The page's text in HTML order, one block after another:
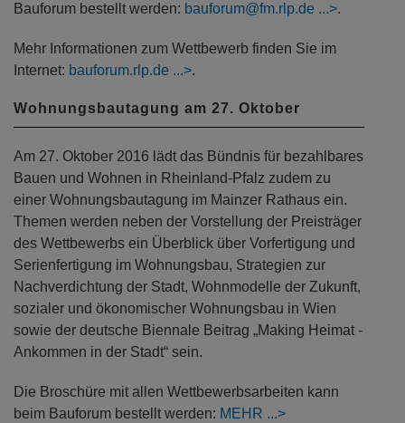
Bauforum bestellt werden: bauforum@fm.rlp.de .
Mehr Informationen zum Wettbewerb finden Sie im
Internet: bauforum.rlp.de .
Wohnungsbautagung am 27. Oktober
Am 27. Oktober 2016 lädt das Bündnis für bezahlbares
Bauen und Wohnen in Rheinland-Pfalz zudem zu
einer Wohnungsbautagung im Mainzer Rathaus ein.
Themen werden neben der Vorstellung der Preisträger
des Wettbewerbs ein Überblick über Vorfertigung und
Serienfertigung im Wohnungsbau, Strategien zur
Nachverdichtung der Stadt, Wohnmodelle der Zukunft,
sozialer und ökonomischer Wohnungsbau in Wien
sowie der deutsche Biennale Beitrag „Making Heimat -
Ankommen in der Stadt“ sein.
Die Broschüre mit allen Wettbewerbsarbeiten kann
beim Bauforum bestellt werden: MEHR